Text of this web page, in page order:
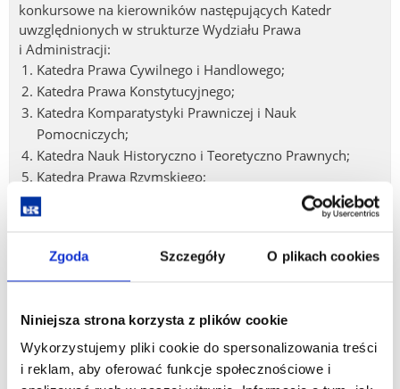
Zgoda Szczegóły O plikach cookies
Niniejsza strona korzysta z plików cookie
Wykorzystujemy pliki cookie do spersonalizowania treści
i reklam, aby oferować funkcje społecznościowe i
konkursowe na kierowników następujących Katedr
uwzględnionych w strukturze Wydziału Prawa
i Administracji:
Katedra Prawa Cywilnego i Handlowego;
Katedra Prawa Konstytucyjnego;
Katedra Komparatystyki Prawniczej i Nauk
Pomocniczych;
Katedra Nauk Historyczno i Teoretyczno Prawnych;
Katedra Prawa Rzymskiego;
Katedra Prawa Karnego Procesowego;
Katedra Prawa i Postępowania Administracyjnego;
Katedra Prawa Międzynarodowego i Prawa
Europejskiego;
Komisja konkursowa
Konkurs na stanowisko kierowników Katedr